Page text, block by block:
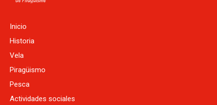
Inicio
Historia
Vela
Piragüismo
Pesca
Actividades sociales